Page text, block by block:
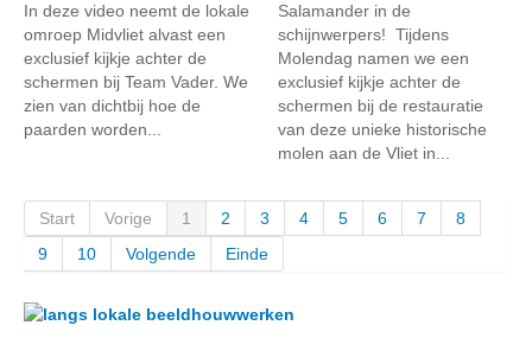
In deze video neemt de lokale
omroep Midvliet alvast een
exclusief kijkje achter de
schermen bij Team Vader. We
zien van dichtbij hoe de
paarden worden...
Salamander in de
schijnwerpers! Tijdens
Molendag namen we een
exclusief kijkje achter de
schermen bij de restauratie
van deze unieke historische
molen aan de Vliet in...
Start Vorige 1 2 3 4 5 6 7
8
9
10 Volgende Einde